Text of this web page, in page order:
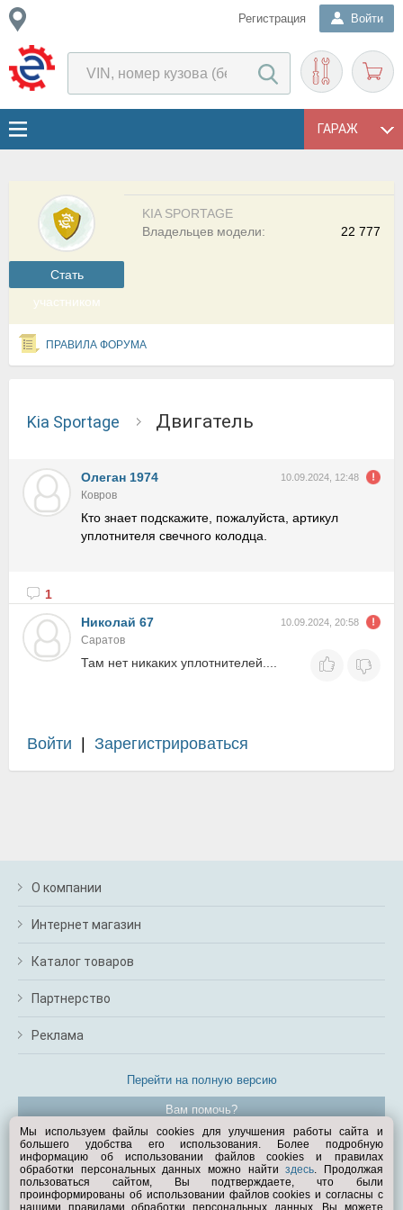
Регистрация Войти
ГАРАЖ
Cтать
участником
KIA SPORTAGE
22 777
Владельцев модели:
ПРАВИЛА ФОРУМА
Kia Sportage Двигатель
Олеган 1974 10.09.2024, 12:48
Ковров
Кто знает подскажите, пожалуйста, артикул
уплотнителя свечного колодца.
1
Николай 67
10.09.2024, 20:58
Саратов
Там нет никаких уплотнителей....
Войти Зарегистрироваться
О компании
Интернет магазин
Каталог товаров
Партнерство
Реклама
Перейти на полную версию
Вам помочь?
© Exist.ru 1998—2026
Мы используем файлы cookies для улучшения работы сайта и
большего удобства его использования. Более подробную
информацию об использовании файлов cookies и правилах
обработки персональных данных можно найтиздесь. Продолжая
пользоваться сайтом, Вы подтверждаете, что были
проинформированы об использовании файлов cookies и согласны с
нашими правилами обработки персональных данных. Вы можете